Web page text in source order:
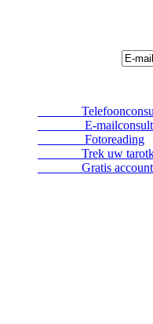
E-mailconsult
Fotoreading
Trek uw
Gratis account